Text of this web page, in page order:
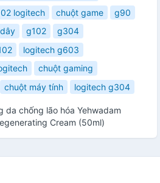
logitech chuột game
g90
g102
g304
logitech g603
chuột gaming
chuột máy tính logitech g304
da chống lão hóa Yehwadam
Cream (50ml)